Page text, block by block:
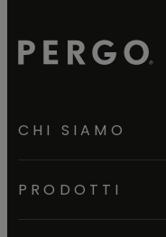
CHI SIAMO
PRODOTTI